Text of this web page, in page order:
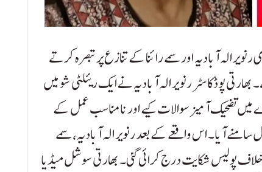
الہ آبادیہ اور سمے رائنا کے تنازع پر تبصرہ کرتے
پوڈکاسٹر رنویر الہ آبادیہ نے ایک ریئلٹی شو میں
تضحیک آمیز سوالات کیے اور نامناسب عمل کے
سامنے آیا۔ اس واقعے کے بعد رنویر الہ آبادیہ، سمے
خلاف پولیس شکایت درج کرائی گئی۔ بھارتی سوشل میڈیا